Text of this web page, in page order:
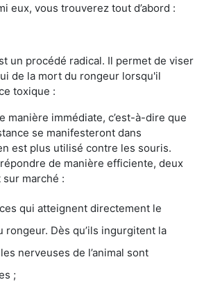
eux, vous trouverez tout d’abord :
un procédé radical. Il permet de viser
de la mort du rongeur lorsqu'il
toxique :
manière immédiate, c’est-à-dire que
se manifesteront dans
est plus utilisé contre les souris.
de manière efficiente, deux
marché :
qui atteignent directement le
rongeur. Dès qu’ils ingurgitent la
nerveuses de l’animal sont
;